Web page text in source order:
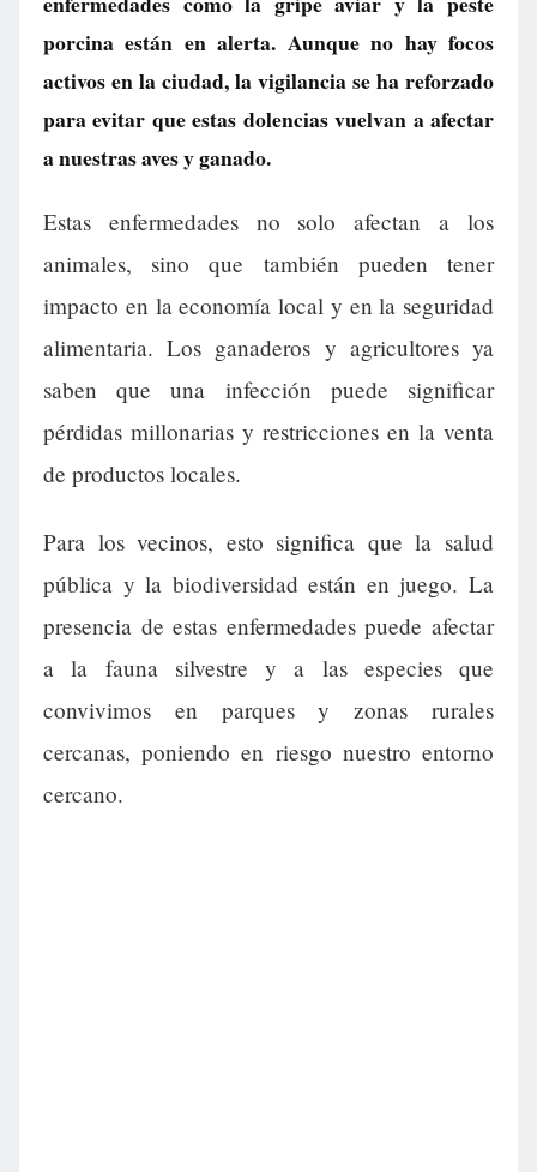
porcina están en alerta. Aunque no hay focos
activos en la ciudad, la vigilancia se ha reforzado
para evitar que estas dolencias vuelvan a afectar
a nuestras aves y ganado.
Estas enfermedades no solo afectan a los
animales, sino que también pueden tener
impacto en la economía local y en la seguridad
alimentaria. Los ganaderos y agricultores ya
saben que una infección puede significar
pérdidas millonarias y restricciones en la venta
de productos locales.
Para los vecinos, esto significa que la salud
pública y la biodiversidad están en juego. La
presencia de estas enfermedades puede afectar
a la fauna silvestre y a las especies que
convivimos en parques y zonas rurales
cercanas, poniendo en riesgo nuestro entorno
cercano.